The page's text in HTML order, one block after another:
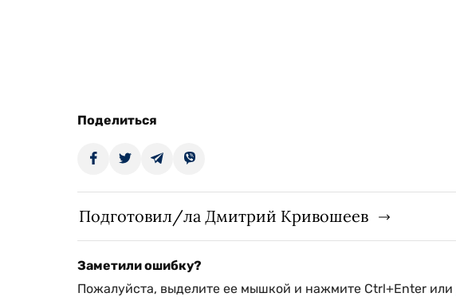
Поделиться
Подготовил/ла Дмитрий Кривошеев
Заметили ошибку?
Пожалуйста, выделите ее мышкой и нажмите Ctrl+Enter или